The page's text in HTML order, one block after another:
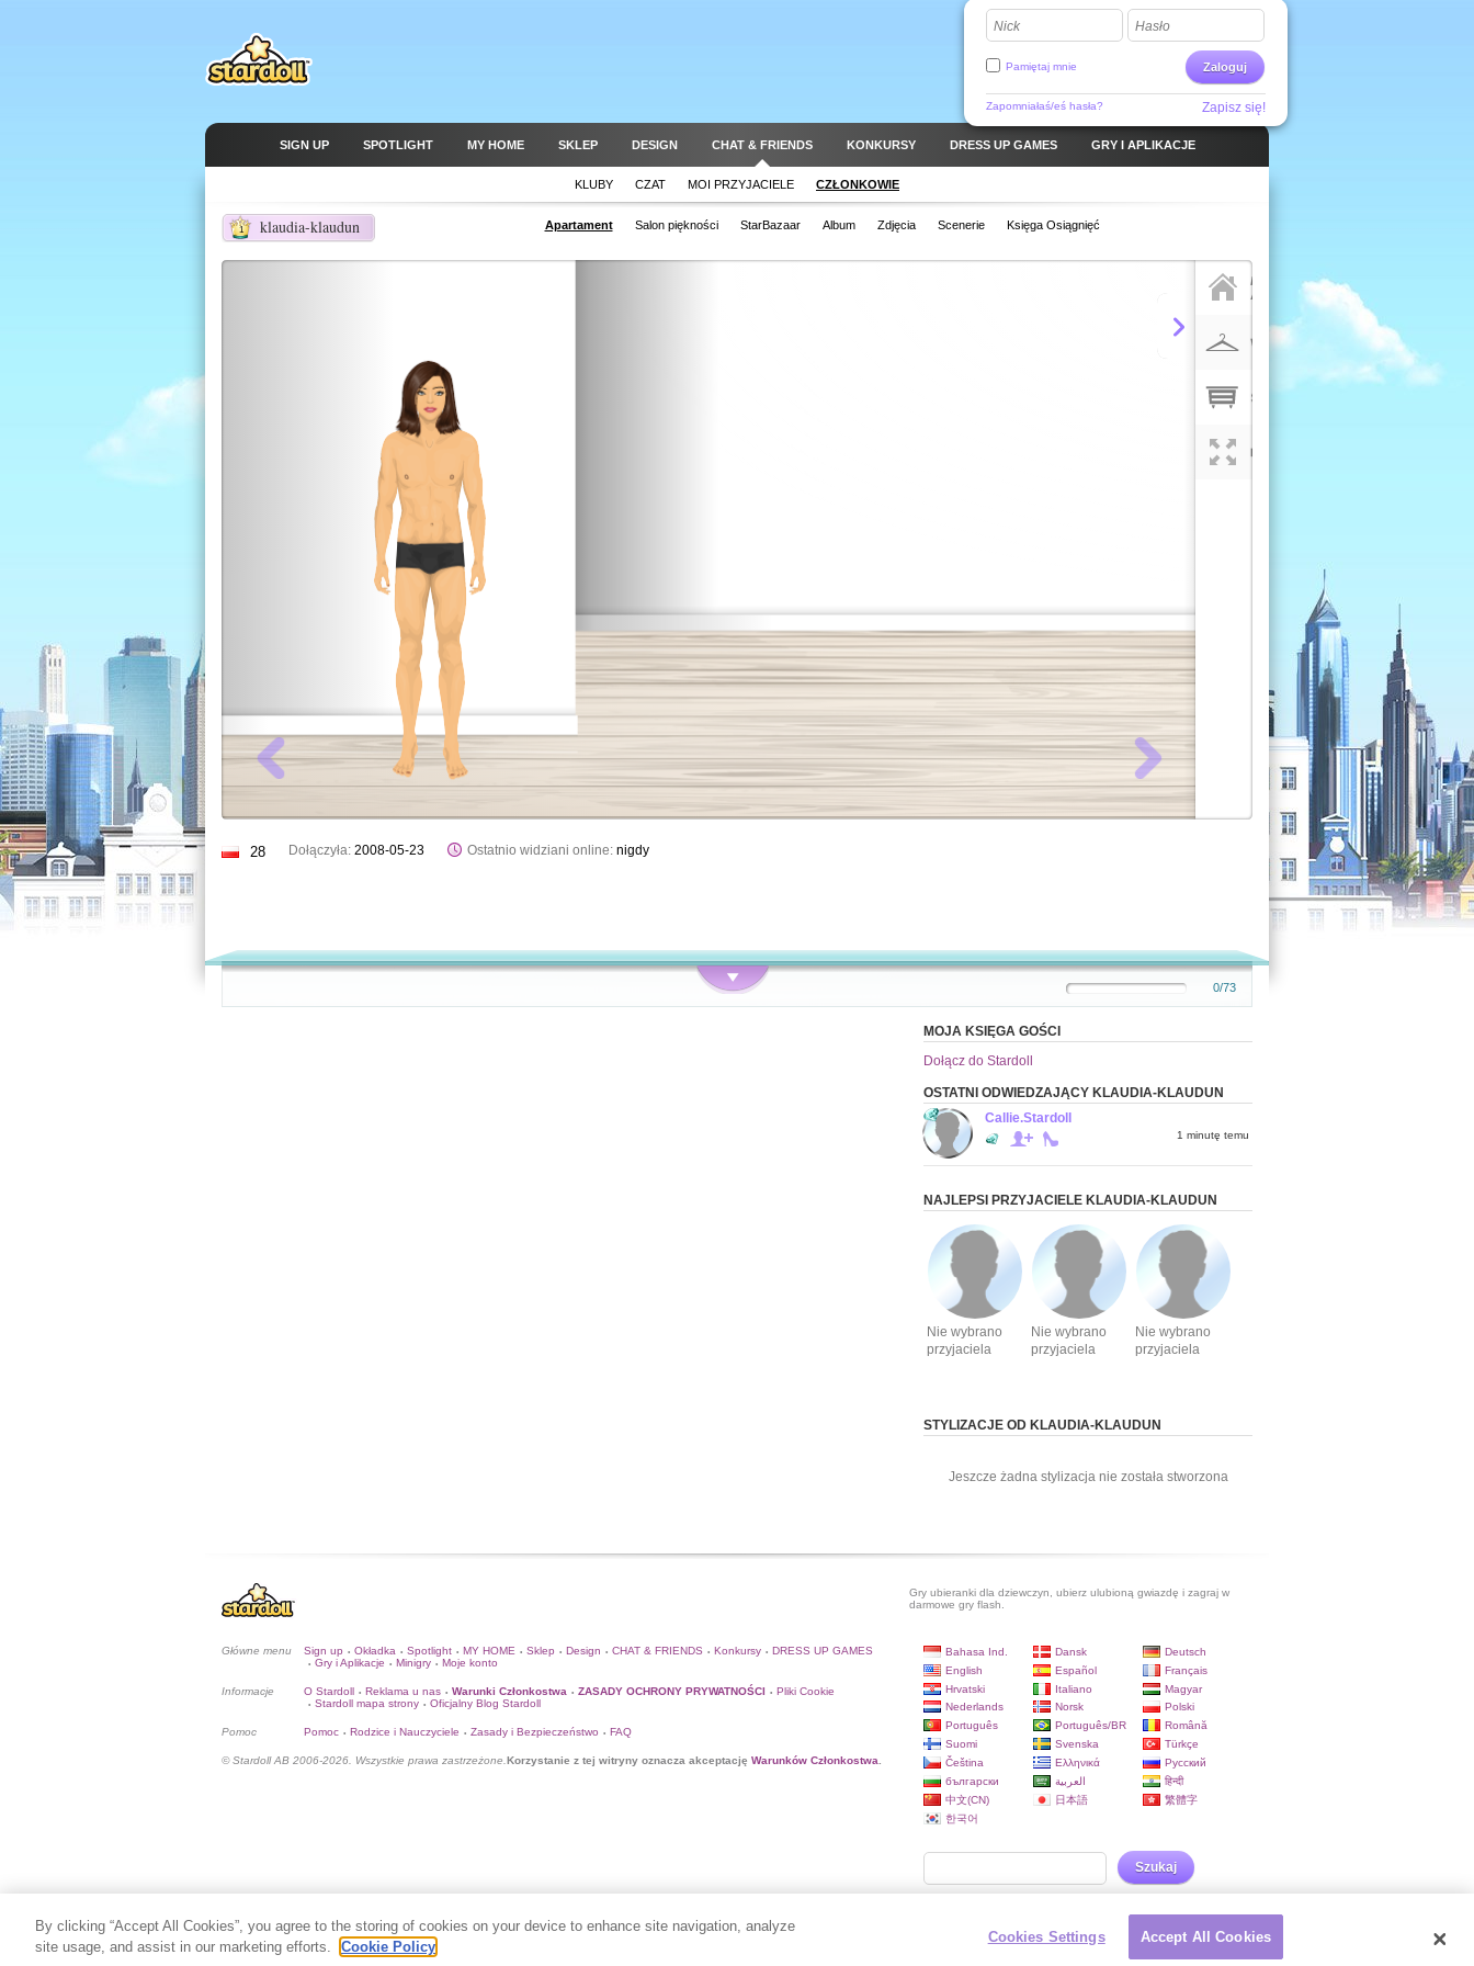
Nick Hasło
Zaloguj
Pamiętaj mnie
Zapomniałaś/eś hasła? Zapisz się!
SIGN UP SPOTLIGHT MY HOME SKLEP DESIGN CHAT & FRIENDS KONKURSY DRESS UP GAMES GRY I APLIKACJE
KLUBY CZAT MOI PRZYJACIELE CZŁONKOWIE
klaudia-klaudun
1 Apartament Salon piękności StarBazaar Album Zdjęcia Scenerie Księga Osiągnięć
28 Dołączyła: 2008-05-23 Ostatnio widziani online: nigdy
0/73
MOJA KSIĘGA GOŚCI
Dołącz do Stardoll
OSTATNI ODWIEDZAJĄCY KLAUDIA-KLAUDUN
Callie.Stardoll
1 minutę temu
NAJLEPSI PRZYJACIELE KLAUDIA-KLAUDUN
Nie wybrano
przyjaciela
Nie wybrano
przyjaciela
Nie wybrano
przyjaciela
STYLIZACJE OD KLAUDIA-KLAUDUN
Jeszcze żadna stylizacja nie została stworzona
Gry ubieranki dla dziewczyn, ubierz ulubioną gwiazdę i zagraj w
darmowe gry flash.
Główne menu Sign up • Okładka • Spotlight • MY HOME • Sklep • Design • CHAT & FRIENDS • Konkursy • DRESS UP GAMES
• Gry i Aplikacje • Minigry • Moje konto
Informacje O Stardoll • Reklama u nas • Warunki Członkostwa • ZASADY OCHRONY PRYWATNOŚCI • Pliki Cookie
• Stardoll mapa strony • Oficjalny Blog Stardoll
Pomoc Pomoc • Rodzice i Nauczyciele • Zasady i Bezpieczeństwo • FAQ
© Stardoll AB 2006-2026. Wszystkie prawa zastrzeżone. Korzystanie z tej witryny oznacza akceptację Warunków Członkostwa
Bahasa Ind. Dansk
Deutsch
English
Español
Français
Hrvatski
Italiano
Magyar
Nederlands
Norsk
Polski
Português
Português/BR
Română
Suomi
Svenska
Türkçe
Čeština
Ελληνικά
Русский
български
العربية
हिन्दी
中文(CN)
日本語
繁體字
한국어
Szukaj
By clicking “Accept All Cookies”, you agree to the storing of cookies on your device to enhance site navigation, analyze
site usage, and assist in our marketing efforts.
Cookie Policy
Cookies Settings Accept All Cookies